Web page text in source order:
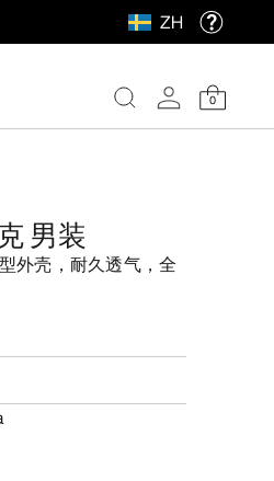
ZH
0
男装
外壳，耐久透气，全